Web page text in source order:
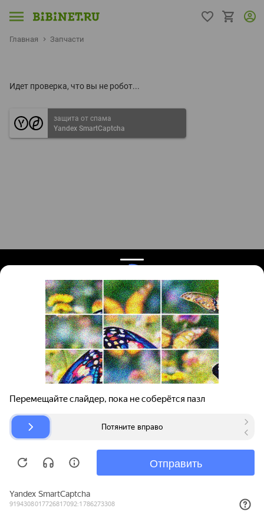
Главная Запчасти
Идет проверка, что вы не робот...
защита от спама
Yandex SmartCaptcha
Поиск запчастей
Для автокомпаний
Авторазборки
О проекте
Помощь
Карта сайта
© bibinet.ru - система поиска запчастей,
Copyright 2010-2026 Все права защищены